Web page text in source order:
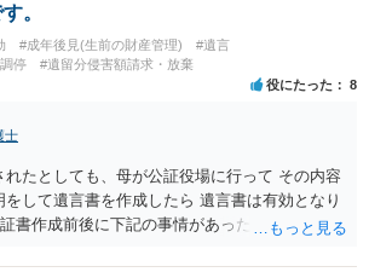
。
#成年後見(生前の財産管理)
#遺言
停 #遺留分侵害額請求・放棄
役にたった 8
士
れたとしても、母が公証役場に行って その内容
して遺言書を作成したら 遺言書は有効となり
書作成前後に下記の事情があったことが証明で